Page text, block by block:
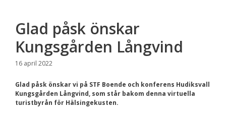
Glad påsk önskar
Kungsgården Långvind
16 april 2022
Glad påsk önskar vi på STF Boende och konferens Hudiksvall
Kungsgården Långvind, som står bakom denna virtuella
turistbyrån för Hälsingekusten.